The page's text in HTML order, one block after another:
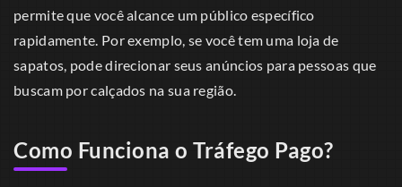
permite que você alcance um público específico
rapidamente. Por exemplo, se você tem uma loja de
sapatos, pode direcionar seus anúncios para pessoas que
buscam por calçados na sua região.
Como Funciona o Tráfego Pago?